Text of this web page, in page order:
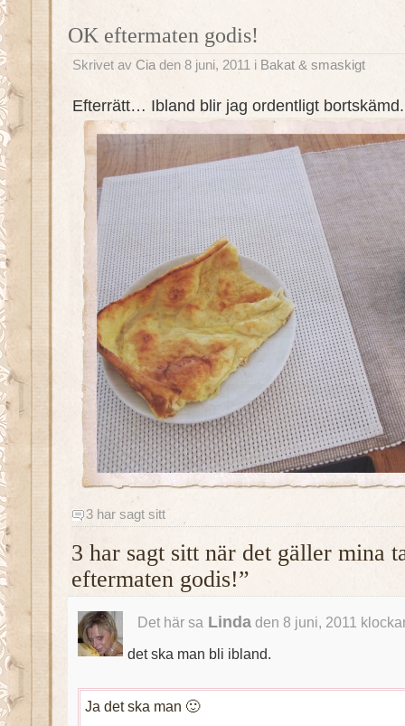
OK eftermaten godis!
Skrivet av Cia den 8 juni, 2011 i Bakat & smaskigt
Efterrätt… Ibland blir jag ordentligt bortskämd.
3 har sagt sitt
3 har sagt sitt när det gäller mina
eftermaten godis!”
Det här sa Lindaden 8 juni, 2011
det ska man bli ibland.
Ja det ska man 🙂